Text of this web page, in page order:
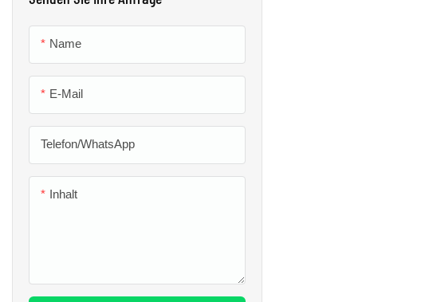
Name
E-Mail
Telefon/WhatsApp
Inhalt